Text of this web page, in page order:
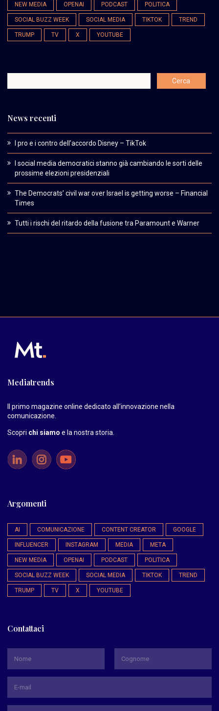
NEW MEDIA OPENAI PODCAST POLITICA
SOCIAL BUZZ WEEK SOCIAL MEDIA TIKTOK TREND
TRUMP TV X YOUTUBE
News recenti
I pro e i contro dell’accordo Disney – TikTok
I social media democratici stanno già cambiando le sorti delle
prossime elezioni presidenziali
The Democrats’ civil war over Israel is getting worse – Financial
Times
Tutti i rischi del ritardo della fusione tra Paramount e Warner
Mediatrends
Il primo magazine online dedicato all’innovazione nella
comunicazione.
Scopri chi siamo e la nostra storia.
Argomenti
AI COMUNICAZIONE CONTENT CREATOR GOOGLE
INFLUENCER INSTAGRAM MEDIA META
NEW MEDIA OPENAI PODCAST POLITICA
SOCIAL BUZZ WEEK SOCIAL MEDIA TIKTOK TREND
TRUMP TV X YOUTUBE
Contattaci